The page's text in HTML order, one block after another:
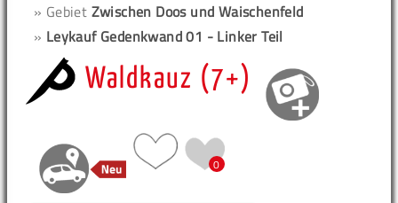
» Gebiet Zwischen Doos und Waischenfeld
» Leykauf Gedenkwand 01 - Linker Teil
Waldkauz (7+)
0